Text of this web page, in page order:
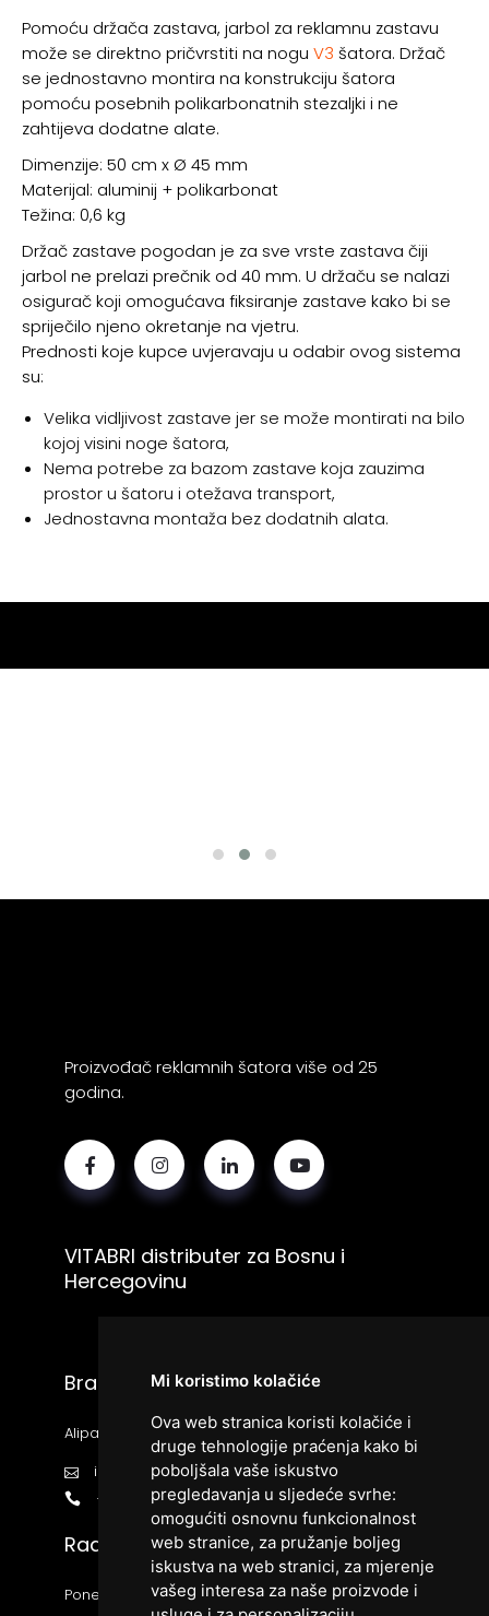
Mi koristimo kolačiće
Ova web stranica koristi kolačiće i
druge tehnologije praćenja kako bi
poboljšala vaše iskustvo
pregledavanja u sljedeće svrhe:
omogućiti osnovnu funkcionalnost
web stranice, za pružanje boljeg
iskustva na web stranici, za mjerenje
vašeg interesa za naše proizvode i
Pomoću držača zastava, jarbol za reklamnu zastavu
može se direktno pričvrstiti na nogu V3 šatora. Držač
se jednostavno montira na konstrukciju šatora
pomoću posebnih polikarbonatnih stezaljki i ne
zahtijeva dodatne alate.
Dimenzije: 50 cm x Ø 45 mm
Materijal: aluminij + polikarbonat
Težina: 0,6 kg
Držač zastave pogodan je za sve vrste zastava čiji
jarbol ne prelazi prečnik od 40 mm. U držaču se nalazi
osigurač koji omogućava fiksiranje zastave kako bi se
spriječilo njeno okretanje na vjetru.
Prednosti koje kupce uvjeravaju u odabir ovog sistema
su:
Velika vidljivost zastave jer se može montirati na bilo
kojoj visini noge šatora,
Nema potrebe za bazom zastave koja zauzima
prostor u šatoru i otežava transport,
Jednostavna montaža bez dodatnih alata.
Proizvođač reklamnih šatora više od 25
godina.
VITABRI distributer za Bosnu i
Hercegovinu
Bracom d.o.o.
Alipašina bb, 71000 Sarajevo
info@vitabri.ba
+38733426666
Radno vrijeme:
Ponedjeljak - Petak 9:00 - 17:00